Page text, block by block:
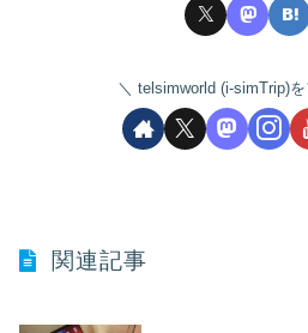
telsimworld (i-simTrip)
関連記事